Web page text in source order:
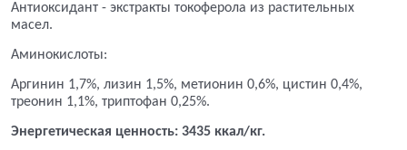
Антиоксидант - экстракты токоферола из растительных
масел.
Аминокислоты:
Аргинин 1,7%, лизин 1,5%, метионин 0,6%, цистин 0,4%,
треонин 1,1%, триптофан 0,25%.
Энергетическая ценность: 3435 ккал/кг.